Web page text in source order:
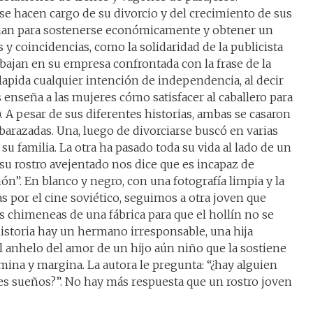
hacen cargo de su divorcio y del crecimiento de sus
para sostenerse económicamente y obtener un
y coincidencias, como la solidaridad de la publicista
en su empresa confrontada con la frase de la
cualquier intención de independencia, al decir
a las mujeres cómo satisfacer al caballero para
A pesar de sus diferentes historias, ambas se casaron
Una, luego de divorciarse buscó en varias
familia. La otra ha pasado toda su vida al lado de un
rostro avejentado nos dice que es incapaz de
En blanco y negro, con una fotografía limpia y la
por el cine soviético, seguimos a otra joven que
chimeneas de una fábrica para que el hollín no se
hay un hermano irresponsable, una hija
anhelo del amor de un hijo aún niño que la sostiene
y margina. La autora le pregunta: “¿hay alguien
sueños?”. No hay más respuesta que un rostro joven